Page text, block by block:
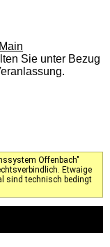
Sie unter Bezug
Offenbach"
Etwaige
sind technisch bedingt